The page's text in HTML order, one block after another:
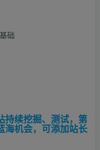
础
持续挖掘、测试，第
海机会，可添加站长